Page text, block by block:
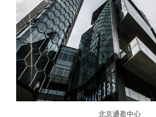
北京通盈中心